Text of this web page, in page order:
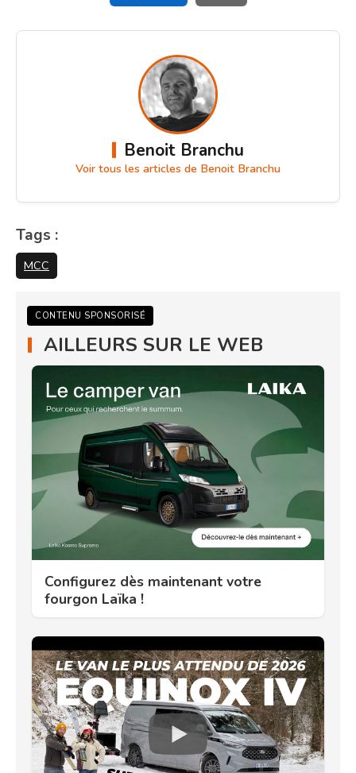
Benoit Branchu
Voir tous les articles de Benoit Branchu
Tags :
MCC
CONTENU SPONSORISÉ
AILLEURS SUR LE WEB
Configurez dès maintenant votre
fourgon Laïka !